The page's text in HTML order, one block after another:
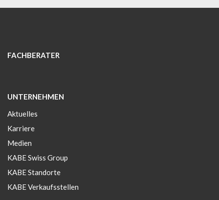
FACHBERATER
UNTERNEHMEN
Aktuelles
Karriere
Medien
KABE Swiss Group
KABE Standorte
KABE Verkaufsstellen